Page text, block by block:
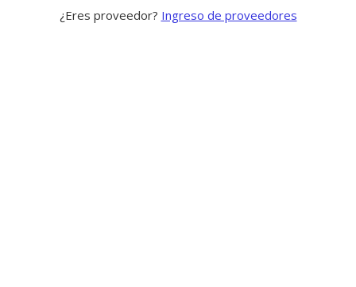
¿Eres proveedor? Ingreso de proveedores